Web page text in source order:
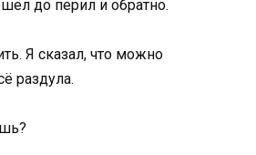
до перил и обратно.
Я сказал, что можно
раздула.